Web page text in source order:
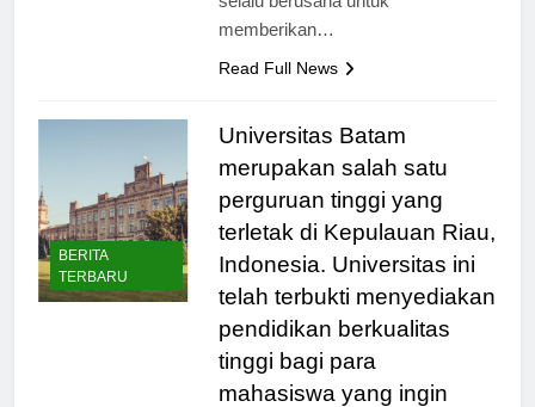
selalu berusaha untuk
BERITA
TERBARU
Universitas Batam
merupakan salah satu
perguruan tinggi yang
terletak di Kepulauan Riau,
Indonesia. Universitas ini
telah terbukti menyediakan
pendidikan berkualitas
tinggi bagi para